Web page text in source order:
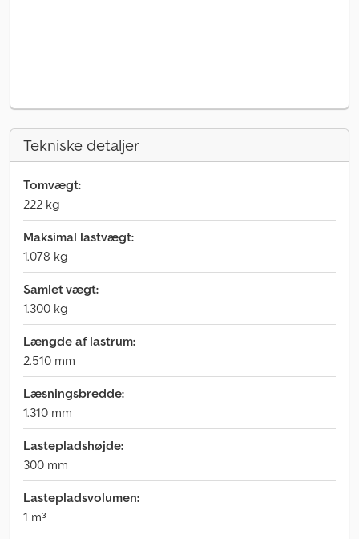
Tekniske detaljer
Tomvægt:
222 kg
Maksimal lastvægt:
1.078 kg
Samlet vægt:
1.300 kg
Længde af lastrum:
2.510 mm
Læsningsbredde:
1.310 mm
Lastepladshøjde:
300 mm
Lastepladsvolumen:
1 m³